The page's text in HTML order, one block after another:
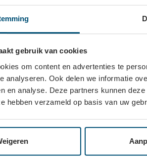
gebruik van cookies
om content en advertenties te
analyseren. Ook delen we informatie
en analyse. Deze partners kunnen
hebben verzameld op basis van uw
geven? Dan zijn onze nieuwe
je je meubels makkelijk verplaatsen,
en olievrij. Dit witte
Het wiel heeft een diameter van